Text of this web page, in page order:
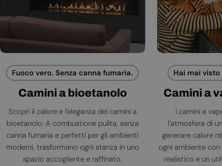
Fuoco vero. Senza canna fumaria.
Camini a bioetanolo
Scopri il calore e l'eleganza dei camini a
bioetanolo. A combustione pulita, senza
canna fumaria e perfetti per gli ambienti
moderni, trasformano ogni stanza in uno
spazio accogliente e raffinato.
Hai mai
Camini a
I camini a
l'atmosfera di
generare calore
ogni ambiente
realistico e un